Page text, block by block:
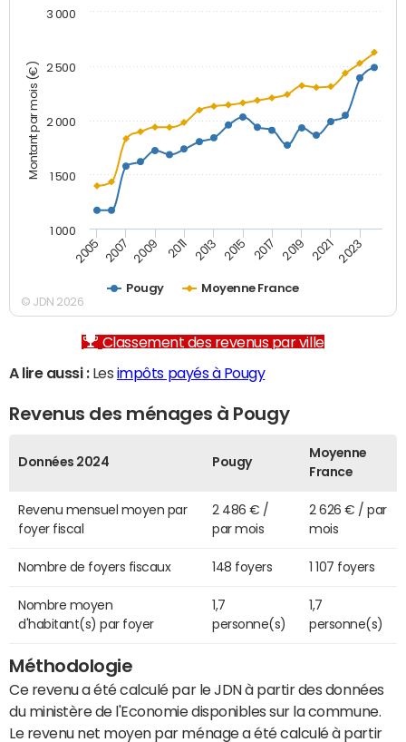
Montant par mois (€)
Pougy Moyenne France
2005 2007 2009 2011 2013 2015 2017 2019 2021 2023
1 000
1 500
2 000
2 500
3 000
© JDN 2026
Classement des revenus par ville
A lire aussi :Les impôts payés à Pougy
Revenus des ménages à Pougy
Données 2024 Pougy
Moyenne
France
Revenu mensuel moyen par
foyer fiscal
2 486 € /
par mois
2 626 € / par
mois
Nombre de foyers fiscaux 148 foyers 1 107 foyers
Nombre moyen
d'habitant(s) par foyer
1,7
personne(s)
1,7
personne(s)
Méthodologie
Ce revenu a été calculé par le JDN à partir des données
du ministère de l'Economie disponibles sur la commune.
Le revenu net moyen par ménage a été calculé à partir